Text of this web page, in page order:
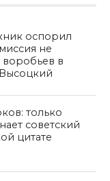
оспорил
не
в
только
советский
цитате